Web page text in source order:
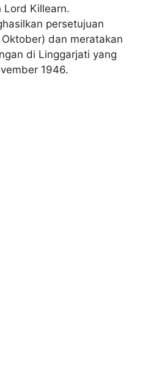
Lord Killearn.
persetujuan
dan meratakan
di Linggarjati yang
1946.